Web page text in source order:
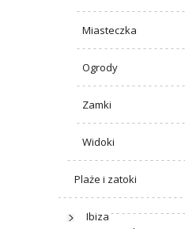
Miasteczka
Ogrody
Zamki
Widoki
Plaże i zatoki
Ibiza